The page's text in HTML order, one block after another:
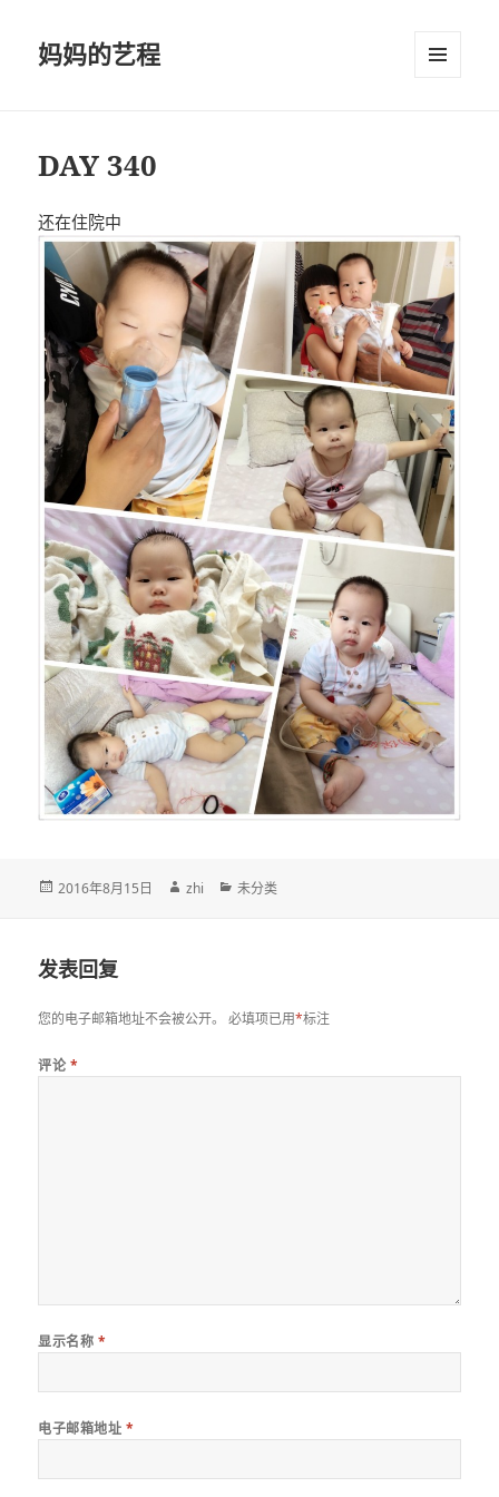
妈妈的艺程
DAY 340
还在住院中
发
2016年8月15日
作
zhi
分
未分类
发表回复
您的电子邮箱地址不会被公开。 必填项已用*标注
评论 *
显示名称 *
电子邮箱地址 *